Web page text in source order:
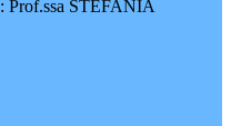
STEFANIA